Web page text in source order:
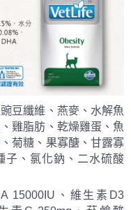
豆纖維、燕麥、水解魚
雞脂肪、乾燥雞蛋、魚
菊糖、果寡醣、甘露寡
子、氯化鈉、二水硫酸
15000IU、維生素D3